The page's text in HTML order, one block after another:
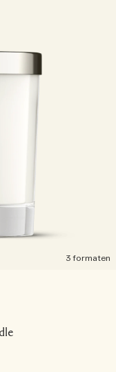
3 formaten